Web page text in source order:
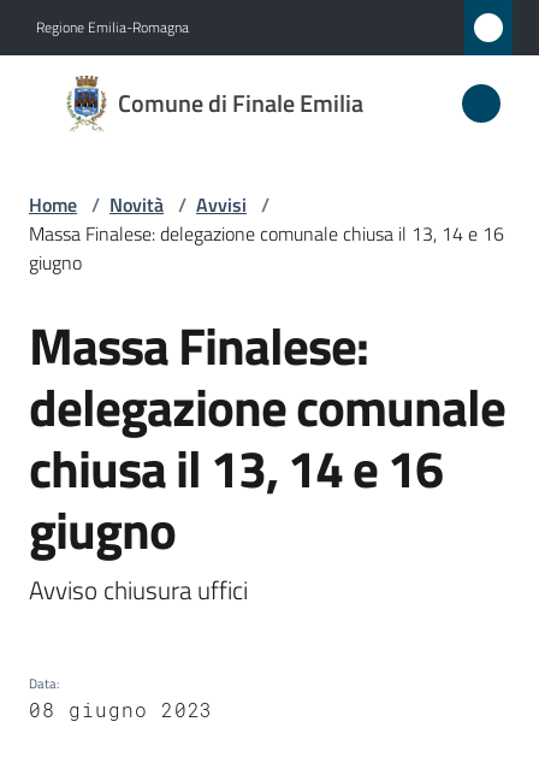
Regione Emilia-Romagna
Comune di Finale Emilia
Comune
di
Emilia
Novità
Menu selezionato
Servizi
Vivere
il
Comune
Prenotazione
Home / Novità / Avvisi /
Massa Finalese: delegazione comunale chiusa il 13, 14 e 16
giugno
Salta al contenuto
Massa Finalese:
delegazione comunale
chiusa il 13, 14 e 16
giugno
Avviso chiusura uffici
Data:
08 giugno 2023